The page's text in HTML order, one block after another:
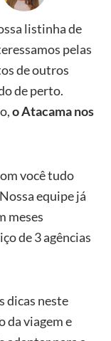
listinha de
pelas
de outros
de perto.
o Atacama nos
você tudo
equipe já
meses
de 3 agências
dicas neste
da viagem e